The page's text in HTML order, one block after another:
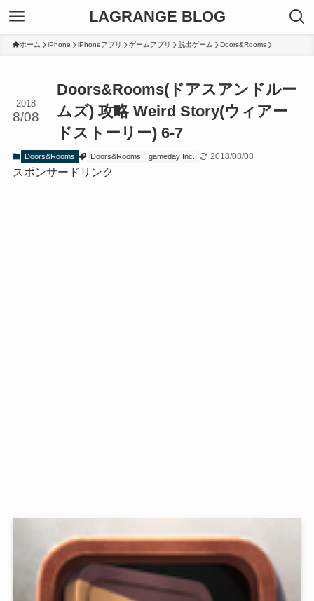
LAGRANGE BLOG
ホーム iPhone iPhoneアプリ ゲームアプリ 脱出ゲーム Doors&Rooms
Doors&Rooms(ドアスアンドルー
ムズ) 攻略 Weird Story(ウィアー
ドストーリー) 6-7
2018
8/08
Doors&Rooms Doors&Rooms gameday Inc. 2018/08/08
スポンサードリンク